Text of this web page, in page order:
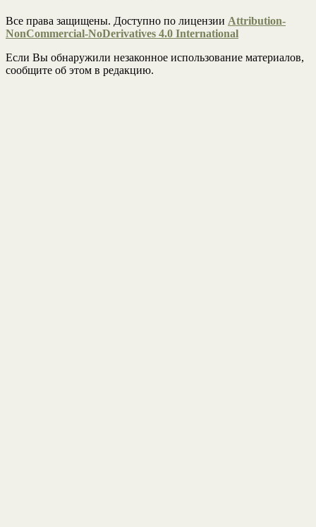
Все права защищены. Доступно по лицензии Attribution-
NonCommercial-NoDerivatives 4.0 International
Если Вы обнаружили незаконное использование материалов,
сообщите об этом в редакцию.